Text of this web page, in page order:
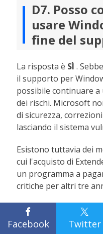

Facebook

Twitter
D7. Posso
usare
fine del
La risposta è SÌ .
il supporto per
possibile continuare
dei rischi. Microsoft
di sicurezza,
lasciando il sistema
Esistono tuttavia dei
cui l'acquisto di
un programma a
critiche per altri tre
Naturalmente,
preferita da molti